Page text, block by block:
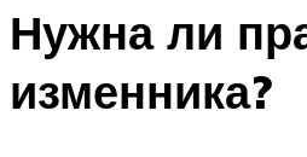
Нужна ли
изменника?